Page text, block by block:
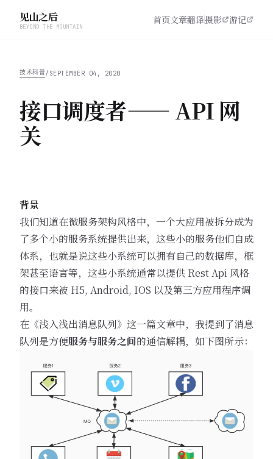
见山之后
BEYOND THE MOUNTAIN
首页文章翻译摄影 游记
技术科普/ SEPTEMBER 04, 2020
接口调度者—— API 网
关
背景
我们知道在微服务架构风格中，一个大应用被拆分成为
了多个小的服务系统提供出来，这些小的服务他们自成
体系，也就是说这些小系统可以拥有自己的数据库，框
架甚至语言等，这些小系统通常以提供 Rest Api 风格
的接口来被 H5, Android, IOS 以及第三方应用程序调
用。
在《浅入浅出消息队列》这一篇文章中，我提到了消息
队列是方便服务与服务之间的通信解耦，如下图所示：